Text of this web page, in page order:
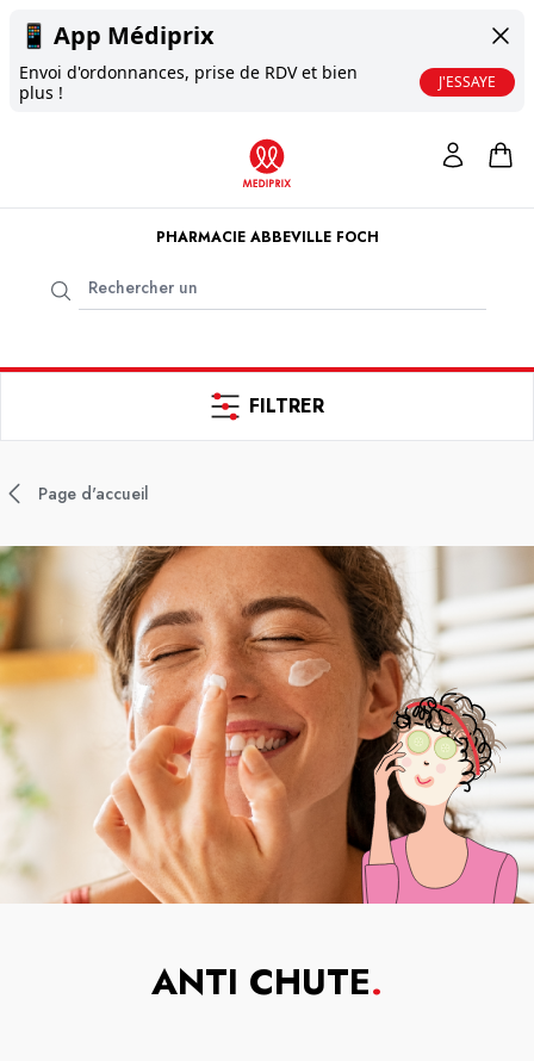
📱 App Médiprix
Envoi d'ordonnances, prise de RDV et bien
plus !
J'ESSAYE
PHARMACIE ABBEVILLE FOCH
FILTRER
Page d'accueil
ANTI CHUTE.